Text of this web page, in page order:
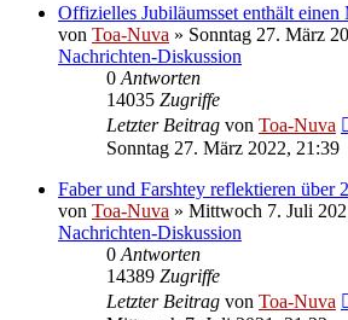
Offizielles Jubiläumsset enthält einen
von Toa-Nuva » Sonntag 27. März
Nachrichten-Diskussion
0 Antworten
14035 Zugriffe
Letzter Beitrag von Toa-Nuva
Sonntag 27. März 2022, 21:39
Faber und Farshtey reflektieren über
von Toa-Nuva » Mittwoch 7. Juli
Nachrichten-Diskussion
0 Antworten
14389 Zugriffe
Letzter Beitrag von Toa-Nuva